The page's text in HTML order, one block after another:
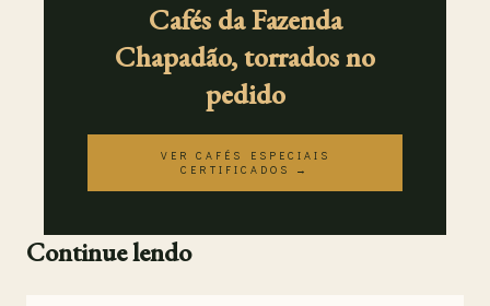
Cafés da Fazenda
Chapadão, torrados no
pedido
VER CAFÉS ESPECIAIS
CERTIFICADOS →
Continue lendo